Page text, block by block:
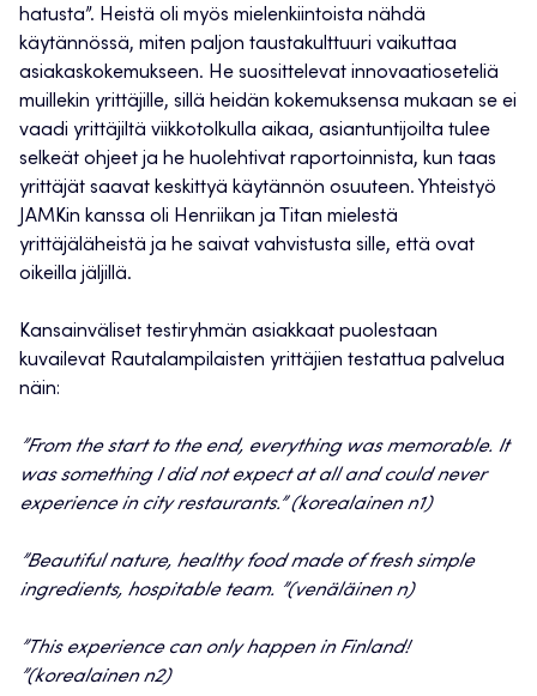
hatusta”. Heistä oli myös mielenkiintoista nähdä
käytännössä, miten paljon taustakulttuuri vaikuttaa
asiakaskokemukseen. He suosittelevat innovaatioseteliä
muillekin yrittäjille, sillä heidän kokemuksensa mukaan se ei
vaadi yrittäjiltä viikkotolkulla aikaa, asiantuntijoilta tulee
selkeät ohjeet ja he huolehtivat raportoinnista, kun taas
yrittäjät saavat keskittyä käytännön osuuteen. Yhteistyö
JAMKin kanssa oli Henriikan ja Titan mielestä
yrittäjäläheistä ja he saivat vahvistusta sille, että ovat
oikeilla jäljillä.
Kansainväliset testiryhmän asiakkaat puolestaan
kuvailevat Rautalampilaisten yrittäjien testattua palvelua
näin:
”From the start to the end, everything was memorable. It
was something I did not expect at all andcould never
experience in city restaurants.”(korealainen n1)
”Beautiful nature, healthy food made of fresh simple
ingredients, hospitable team. ”(venäläinen n)
”This experience can only happen in Finland!
”(korealainen n2)